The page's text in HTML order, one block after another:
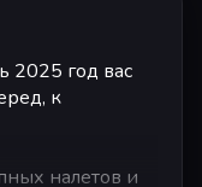
2025 год вас
к
налетов и